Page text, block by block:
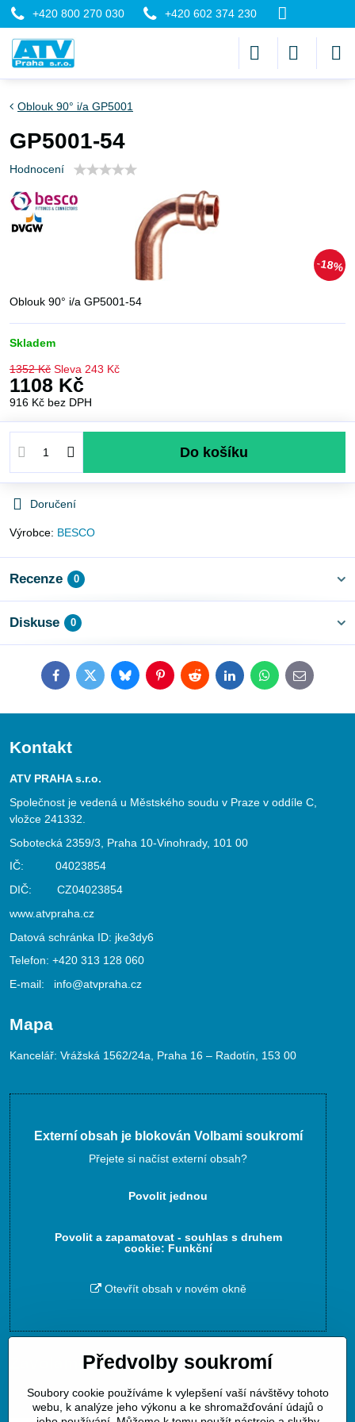
+420 800 270 030 +420 602 374 230
18%
Oblouk 90° i/a GP5001
GP5001-54
Hodnocení
Oblouk 90° i/a GP5001-54
Skladem
1352 Kč Sleva 243 Kč
1108 Kč
916 Kč bez DPH
Do košíku
Doručení
Výrobce: BESCO
Recenze 0
Diskuse 0
FacebookTwitterBlueskyPinterestRedditLinkedInWhatsApp
E-
mail
Kontakt
ATV PRAHA s.r.o.
Společnost je vedená u Městského soudu v Praze v oddíle C,
vložce 241332.
Sobotecká 2359/3, Praha 10-Vinohrady, 101 00
IČ: 04023854
DIČ: CZ04023854
www.atvpraha.cz
Datová schránka ID: jke3dy6
Telefon: +420 313 128 060
E-mail: info@atvpraha.cz
Mapa
Kancelář: Vrážská 1562/24a, Praha 16 – Radotín, 153 00
Externí obsah je blokován Volbami soukromí
Přejete si načíst externí obsah?
Povolit jednou
Povolit a zapamatovat - souhlas s druhem
cookie: Funkční
Otevřít obsah v novém okně
Zavoláme Vám zpět
Váš telefon*
Předvolby soukromí
Soubory cookie používáme k vylepšení vaší návštěvy tohoto
webu, k analýze jeho výkonu a ke shromažďování údajů o